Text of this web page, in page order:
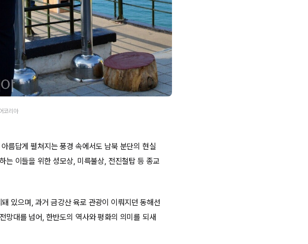
코리아
름답게 펼쳐지는 풍경 속에서도 남북 분단의 현실
는 이들을 위한 성모상, 미륵불상, 전진철탑 등 종교
있으며, 과거 금강산 육로 관광이 이뤄지던 동해선
망대를 넘어, 한반도의 역사와 평화의 의미를 되새